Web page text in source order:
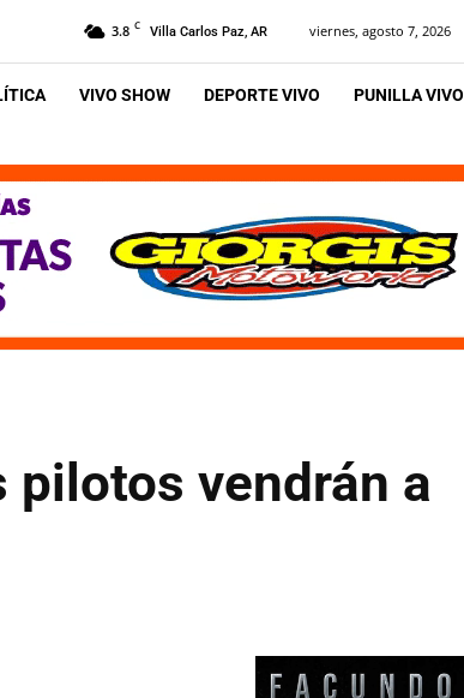
3.8 C Villa Carlos Paz, AR viernes, agosto 7, 2026
VIVO SHOW DEPORTE VIVO PUNILLA VIVO
pilotos vendrán a